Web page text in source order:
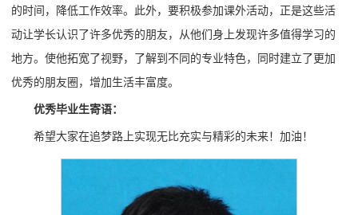
的时间，降低工作效率。此外，要积极参加课外活动，正是这些活
动让学长认识了许多优秀的朋友，从他们身上发现许多值得学习的
地方。使他拓宽了视野，了解到不同的专业特色，同时建立了更加
优秀的朋友圈，增加生活丰富度。
优秀毕业生寄语：
希望大家在追梦路上实现无比充实与精彩的未来！加油！